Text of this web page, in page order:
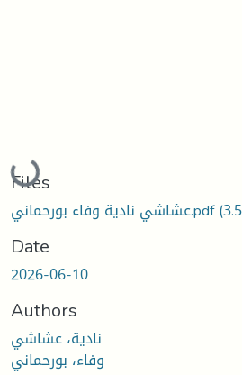
Loading...
Files
عشاشي نادية وفاء بورحماني.pdf
Date
2026-06-10
Authors
نادية، عشاشي
وفاء، بورحماني